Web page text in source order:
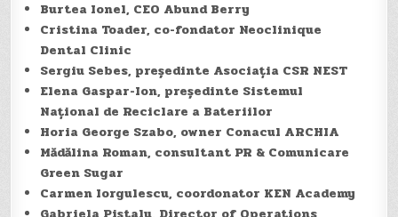
Burtea Ionel, CEO Abund Berry
Cristina Toader, co-fondator Neoclinique
Dental Clinic
Sergiu Sebes, președinte Asociația CSR NEST
Elena Gaspar-Ion, președinte Sistemul
Național de Reciclare a Bateriilor
Horia George Szabo, owner Conacul ARCHIA
Mădălina Roman, consultant PR & Comunicare
Green Sugar
Carmen Iorgulescu, coordonator KEN Academy